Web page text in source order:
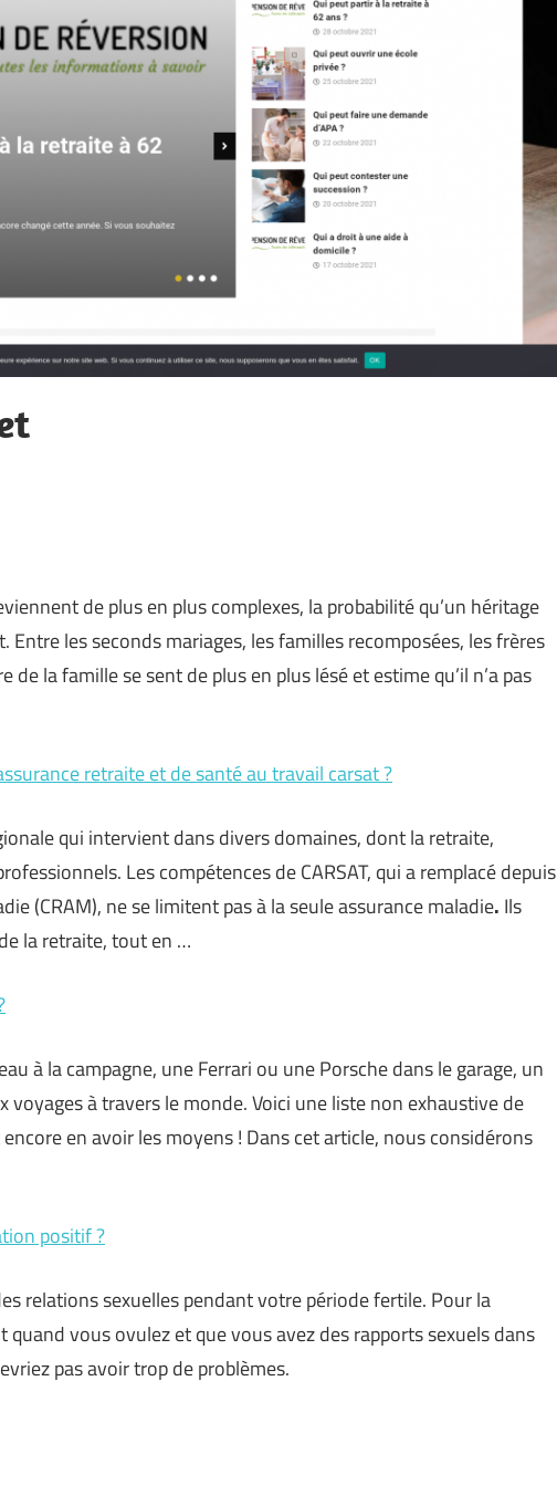
de plus en plus complexes, la probabilité qu’un héritage
les seconds mariages, les familles recomposées, les frères
la famille se sent de plus en plus lésé et estime qu’il n’a pas
retraite et de santé au travail carsat ?
qui intervient dans divers domaines, dont la retraite,
Les compétences de CARSAT, qui a remplacé depuis
(CRAM), ne se limitent pas à la seule assurance maladie. Ils
la retraite, tout en …
à la campagne, une Ferrari ou une Porsche dans le garage, un
à travers le monde. Voici une liste non exhaustive de
en avoir les moyens ! Dans cet article, nous considérons
positif ?
relations sexuelles pendant votre période fertile. Pour la
vous ovulez et que vous avez des rapports sexuels dans
pas avoir trop de problèmes.